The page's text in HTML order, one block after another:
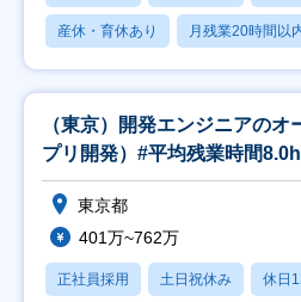
産休・育休あり 月残業20時間以
（東京）開発エンジニアの
プリ開発）#平均残業時間
東京都
401万~762万
正社員採用 土日祝休み 休日